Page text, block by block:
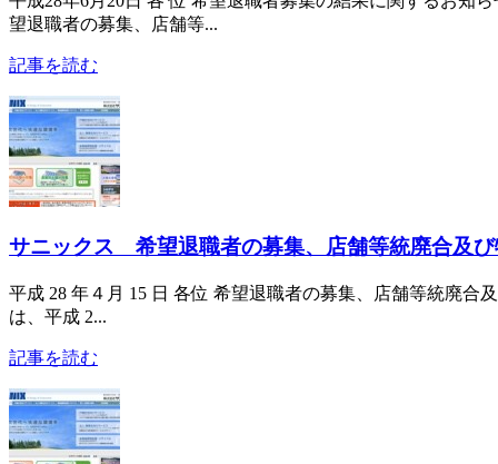
望退職者の募集、店舗等...
記事を読む
サニックス 希望退職者の募集、店舗等統廃合及
平成 28 年４月 15 日 各位 希望退職者の募集、店舗等統廃合
は、平成 2...
記事を読む